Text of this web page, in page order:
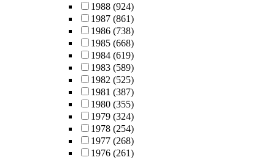
1988 (924)
1987 (861)
1986 (738)
1985 (668)
1984 (619)
1983 (589)
1982 (525)
1981 (387)
1980 (355)
1979 (324)
1978 (254)
1977 (268)
1976 (261)